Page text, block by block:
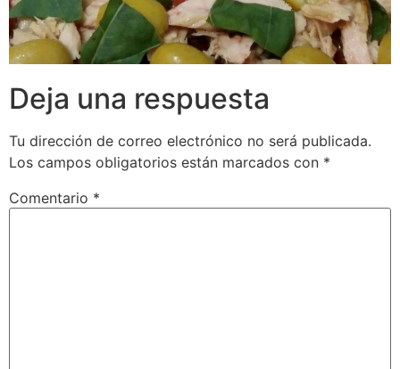
Deja una respuesta
Tu dirección de correo electrónico no será publicada.
Los campos obligatorios están marcados con *
Comentario *